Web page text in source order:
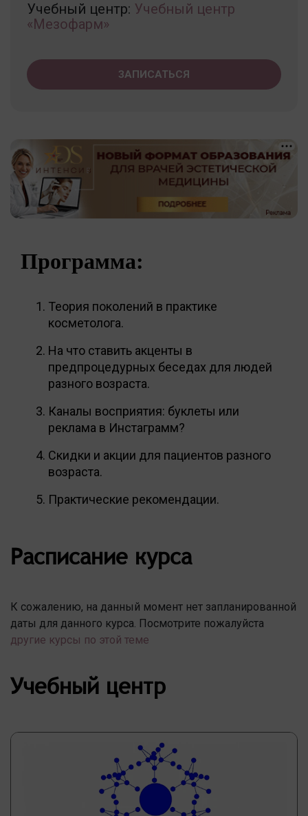
Учебный центр: Учебный центр
«Мезофарм»
ЗАПИСАТЬСЯ
Программа:
Теория поколений в практике
косметолога.
На что ставить акценты в
предпроцедурных беседах для людей
разного возраста.
Каналы восприятия: буклеты или
реклама в Инстаграмм?
Скидки и акции для пациентов разного
возраста.
Практические рекомендации.
Расписание курса
К сожалению, на данный момент нет запланированной
даты для данного курса. Посмотрите пожалуйста
другие курсы по этой теме
Учебный центр